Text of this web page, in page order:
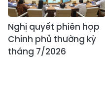
Nghị quyết phiên họp
Chính phủ thường kỳ
tháng 7/2026